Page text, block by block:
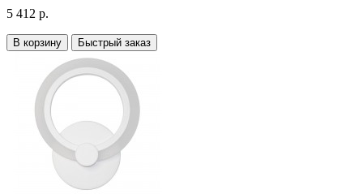
5 412 р.
В корзину Быстрый заказ